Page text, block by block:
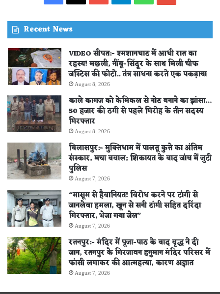
Recent News
VIDEO सीपत:- श्मशानघाट में आधी रात का
रहस्य! मछली, नींबू-सिंदूर के साथ मिली चीफ
जस्टिस की फोटो.. तंत्र साधना करते एक पकड़ाया
August 8, 2026
काले कागज को केमिकल से नोट बनाने का झांसा…
50 हजार की ठगी से पहले गिरोह के तीन सदस्य
गिरफ्तार
August 8, 2026
बिलासपुर:- मुक्तिधाम में पालतू कुत्ते का अंतिम
संस्कार, मचा बवाल; शिकायत के बाद जांच में जुटी
पुलिस
August 7, 2026
“मासूम से हैवानियत! विरोध करने पर टांगी से
जानलेवा हमला, खून से सनी टांगी सहित दरिंदा
गिरफ्तार, भेजा गया जेल”
August 7, 2026
रतनपुर:- मंदिर में पूजा-पाठ के बाद वृद्ध ने दी
जान, रतनपुर के गिरजावन हनुमान मंदिर परिसर में
फांसी लगाकर की आत्महत्या, कारण अज्ञात
August 7, 2026